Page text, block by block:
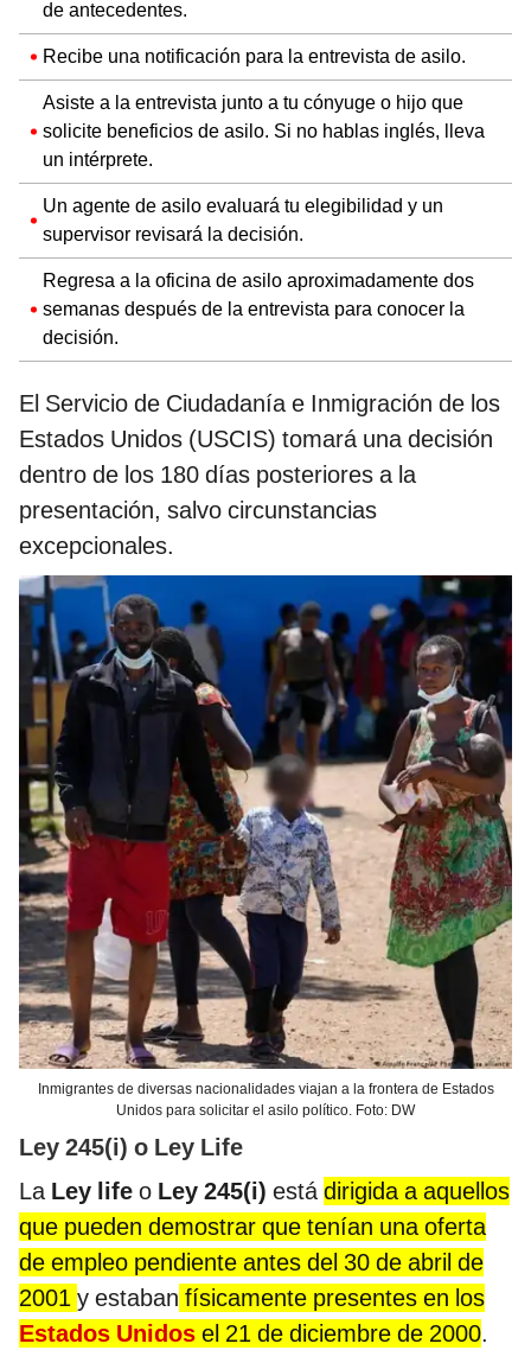
de antecedentes.
Recibe una notificación para la entrevista de asilo.
Asiste a la entrevista junto a tu cónyuge o hijo que
solicite beneficios de asilo. Si no hablas inglés, lleva
un intérprete.
Un agente de asilo evaluará tu elegibilidad y un
supervisor revisará la decisión.
Regresa a la oficina de asilo aproximadamente dos
semanas después de la entrevista para conocer la
decisión.
El Servicio de Ciudadanía e Inmigración de los
Estados Unidos (USCIS) tomará una decisión
dentro de los 180 días posteriores a la
presentación, salvo circunstancias
excepcionales.
Inmigrantes de diversas nacionalidades viajan a la frontera de Estados
Unidos para solicitar el asilo político. Foto: DW
Ley 245(i) o Ley Life
La Ley life o Ley 245(i) estádirigida a aquellos
que pueden demostrar que tenían una oferta
de empleo pendiente antes del 30 de abril de
2001 y estaban físicamente presentes en los
Estados Unidos el 21 de diciembre de 2000.